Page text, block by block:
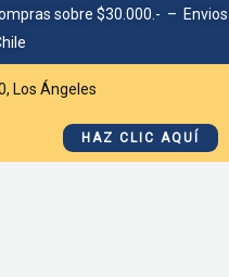
sobre $30.000.- – Envios
Los Ángeles
HAZ CLIC AQUÍ